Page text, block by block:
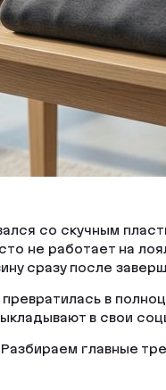
со скучным
не работает на
сразу после
превратилась в
в свои
главные